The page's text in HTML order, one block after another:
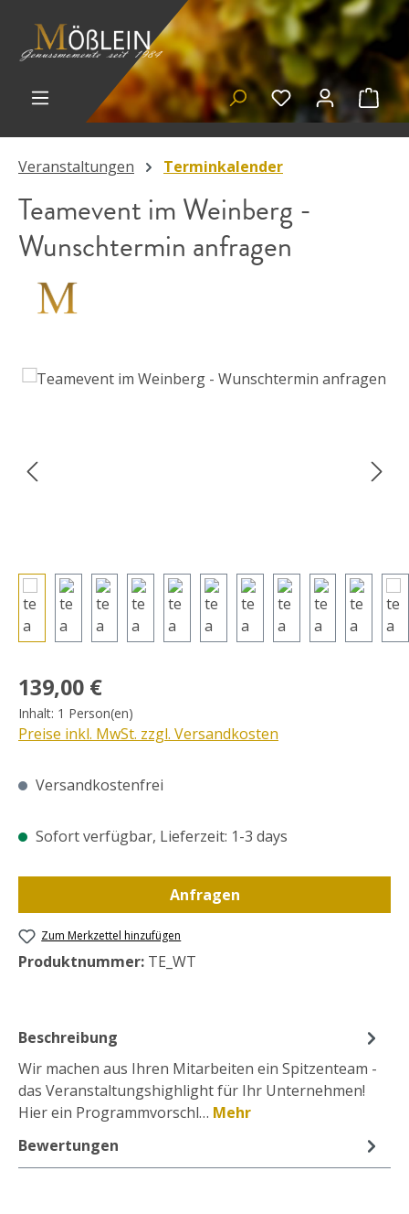
Zum Hauptinhalt springen
Du hast 0
Veranstaltungen Terminkalender
Teamevent im Weinberg -
Wunschtermin anfragen
Bildergalerie überspringen
Regulärer Preis:
139,00 €
Inhalt: 1 Person(en)
Preise inkl. MwSt. zzgl. Versandkosten
Versandkostenfrei
Sofort verfügbar, Lieferzeit: 1-3 days
Anfragen
Zum Merkzettel hinzufügen
Produktnummer: TE_WT
Beschreibung
Wir machen aus Ihren Mitarbeiten ein Spitzenteam -
das Veranstaltungshighlight für Ihr Unternehmen!
Hier ein Programmvorschl… Mehr
Bewertungen